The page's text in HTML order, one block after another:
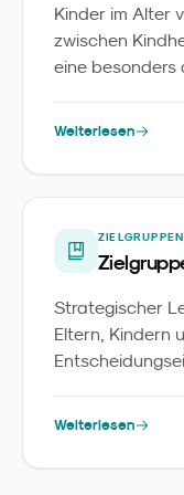
Kinder im Alter
zwischen
eine besonders
Weiterlesen
ZIELGRUPPEN
Strategischer
Eltern, Kindern
Weiterlesen